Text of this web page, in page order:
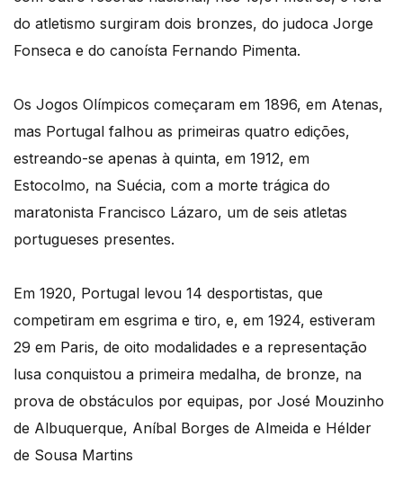
do atletismo surgiram dois bronzes, do judoca Jorge
Fonseca e do canoísta Fernando Pimenta.
Os Jogos Olímpicos começaram em 1896, em Atenas,
mas Portugal falhou as primeiras quatro edições,
estreando-se apenas à quinta, em 1912, em
Estocolmo, na Suécia, com a morte trágica do
maratonista Francisco Lázaro, um de seis atletas
portugueses presentes.
Em 1920, Portugal levou 14 desportistas, que
competiram em esgrima e tiro, e, em 1924, estiveram
29 em Paris, de oito modalidades e a representação
lusa conquistou a primeira medalha, de bronze, na
prova de obstáculos por equipas, por José Mouzinho
de Albuquerque, Aníbal Borges de Almeida e Hélder
de Sousa Martins